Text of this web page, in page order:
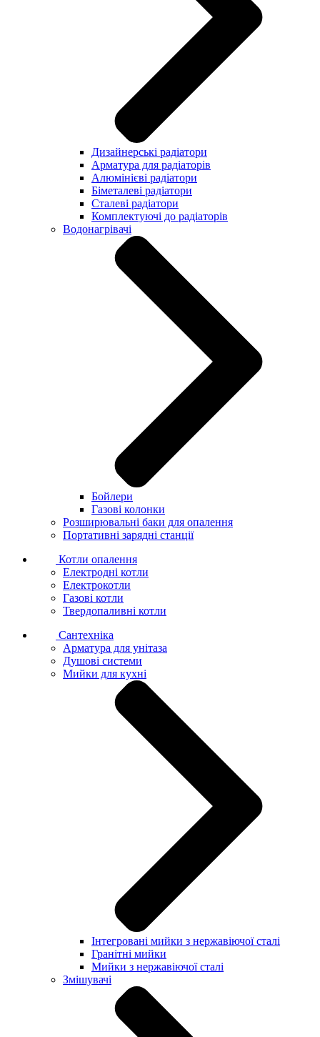
Дизайнерські радіатори
Арматура для радіаторів
Алюмінієві радіатори
Біметалеві радіатори
Сталеві радіатори
Комплектуючі до радіаторів
Водонагрівачі
Бойлери
Газові колонки
Розширювальні баки для опалення
Портативні зарядні станції
Котли опалення
Електродні котли
Електрокотли
Газові котли
Твердопаливні котли
Сантехніка
Арматура для унітаза
Душові системи
Мийки для кухні
Інтегровані мийки з нержавіючої сталі
Гранітні мийки
Мийки з нержавіючої сталі
Змішувачі